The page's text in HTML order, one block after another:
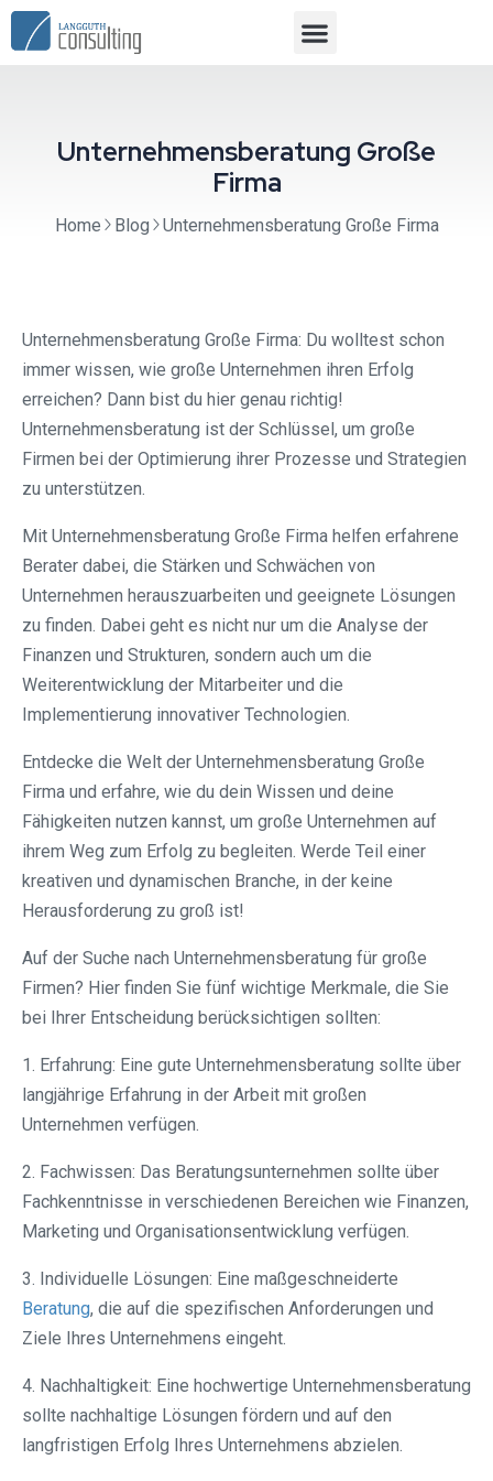
Unternehmensberatung Große
Firma
Home Blog Unternehmensberatung Große Firma
Unternehmensberatung Große Firma: Du wolltest schon
immer wissen, wie große Unternehmen ihren Erfolg
erreichen? Dann bist du hier genau richtig!
Unternehmensberatung ist der Schlüssel, um große
Firmen bei der Optimierung ihrer Prozesse und Strategien
zu unterstützen.
Mit Unternehmensberatung Große Firma helfen erfahrene
Berater dabei, die Stärken und Schwächen von
Unternehmen herauszuarbeiten und geeignete Lösungen
zu finden. Dabei geht es nicht nur um die Analyse der
Finanzen und Strukturen, sondern auch um die
Weiterentwicklung der Mitarbeiter und die
Implementierung innovativer Technologien.
Entdecke die Welt der Unternehmensberatung Große
Firma und erfahre, wie du dein Wissen und deine
Fähigkeiten nutzen kannst, um große Unternehmen auf
ihrem Weg zum Erfolg zu begleiten. Werde Teil einer
kreativen und dynamischen Branche, in der keine
Herausforderung zu groß ist!
Auf der Suche nach Unternehmensberatung für große
Firmen? Hier finden Sie fünf wichtige Merkmale, die Sie
bei Ihrer Entscheidung berücksichtigen sollten:
1. Erfahrung: Eine gute Unternehmensberatung sollte über
langjährige Erfahrung in der Arbeit mit großen
Unternehmen verfügen.
2. Fachwissen: Das Beratungsunternehmen sollte über
Fachkenntnisse in verschiedenen Bereichen wie Finanzen,
Marketing und Organisationsentwicklung verfügen.
3. Individuelle Lösungen: Eine maßgeschneiderte
Beratung, die auf die spezifischen Anforderungen und
Ziele Ihres Unternehmens eingeht.
4. Nachhaltigkeit: Eine hochwertige Unternehmensberatung
sollte nachhaltige Lösungen fördern und auf den
langfristigen Erfolg Ihres Unternehmens abzielen.